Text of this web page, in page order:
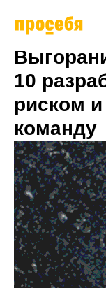
10
риском и
команду